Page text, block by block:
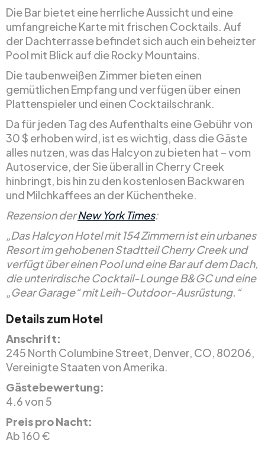
Die Bar bietet eine herrliche Aussicht und eine
umfangreiche Karte mit frischen Cocktails. Auf
der Dachterrasse befindet sich auch ein beheizter
Pool mit Blick auf die Rocky Mountains.
Die taubenweißen Zimmer bieten einen
gemütlichen Empfang und verfügen über einen
Plattenspieler und einen Cocktailschrank.
Da für jeden Tag des Aufenthalts eine Gebühr von
30 $ erhoben wird, ist es wichtig, dass die Gäste
alles nutzen, was das Halcyon zu bieten hat – vom
Autoservice, der Sie überall in Cherry Creek
hinbringt, bis hin zu den kostenlosen Backwaren
und Milchkaffees an der Küchentheke.
Rezension derNew York Times:
„Das Halcyon Hotel mit 154 Zimmern ist ein urbanes
Resort im gehobenen Stadtteil Cherry Creek und
verfügt über einen Pool und eine Bar auf dem Dach,
die unterirdische Cocktail-Lounge B&GC und eine
„Gear Garage“ mit Leih-Outdoor-Ausrüstung.“
Details zum Hotel
Anschrift:
245 North Columbine Street, Denver, CO, 80206,
Vereinigte Staaten von Amerika.
Gästebewertung:
4.6 von 5
Preis pro Nacht:
Ab 160 €